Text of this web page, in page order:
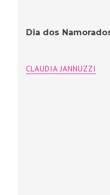
Dia dos
CLAUDIA JANNUZZI